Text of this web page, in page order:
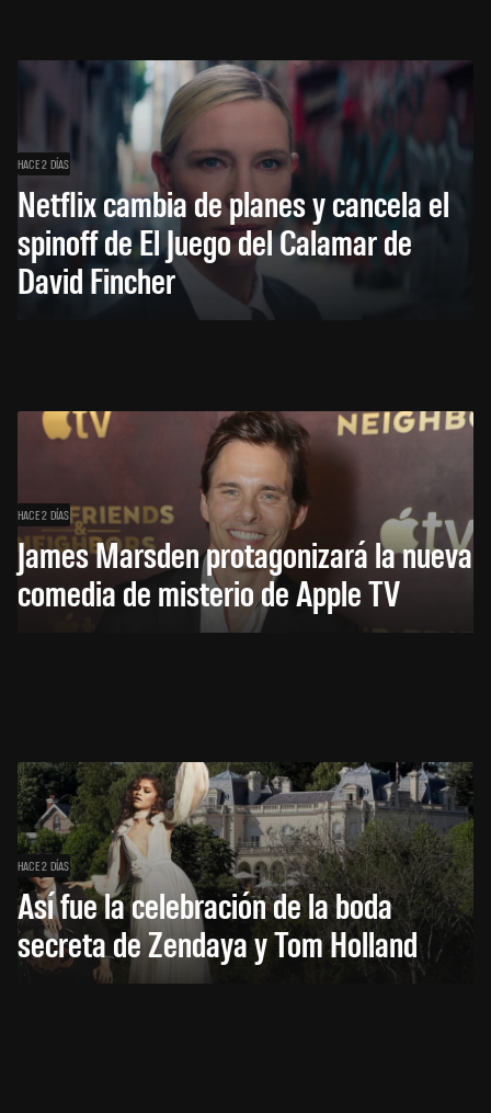
HACE 2 DÍAS
Netflix cambia de planes y cancela el
spinoff de El Juego del Calamar de
David Fincher
HACE 2 DÍAS
James Marsden protagonizará la nueva
comedia de misterio de Apple TV
HACE 2 DÍAS
Así fue la celebración de la boda
secreta de Zendaya y Tom Holland